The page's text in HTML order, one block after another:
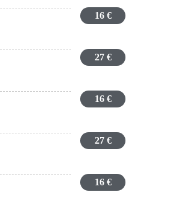
16 €
27 €
16 €
27 €
16 €